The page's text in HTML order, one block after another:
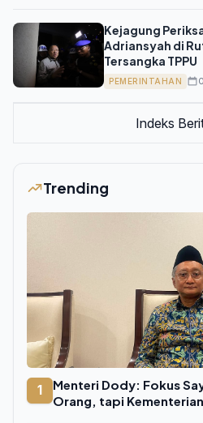
Kejagung
Adriansyah di
Tersangka TPPU
PEMERINTAHAN
Indeks
Trending
1
Menteri Dody: Fokus
Orang, tapi